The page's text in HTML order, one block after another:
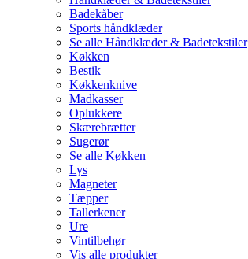
Badekåber
Sports håndklæder
Se alle Håndklæder & Badetekstiler
Køkken
Bestik
Køkkenknive
Madkasser
Oplukkere
Skærebrætter
Sugerør
Se alle Køkken
Lys
Magneter
Tæpper
Tallerkener
Ure
Vintilbehør
Vis alle produkter